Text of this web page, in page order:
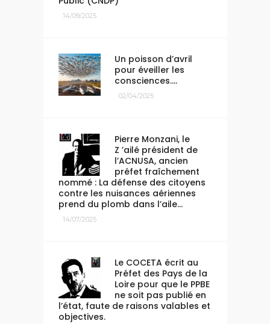
14/09/2025
Un poisson d’avril
pour éveiller les
consciences….
02/04/2025
Pierre Monzani, le
Z ’ailé président de
l’ACNUSA, ancien
préfet fraîchement
nommé : La défense des citoyens
contre les nuisances aériennes
prend du plomb dans l’aile…
14/07/2025
Le COCETA écrit au
Préfet des Pays de la
Loire pour que le PPBE
ne soit pas publié en
l’état, faute de raisons valables et
objectives.